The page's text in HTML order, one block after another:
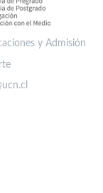
y Admisión